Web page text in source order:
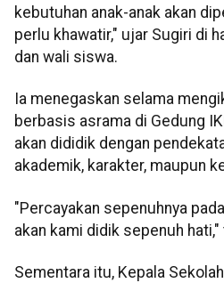
kebutuhan anak-anak akan
perlu khawatir," ujar Sugiri di
dan wali siswa.
Ia menegaskan selama
berbasis asrama di Gedung
akan dididik dengan
akademik, karakter, maupun
"Percayakan sepenuhnya
akan kami didik sepenuh hati,"
Sementara itu, Kepala